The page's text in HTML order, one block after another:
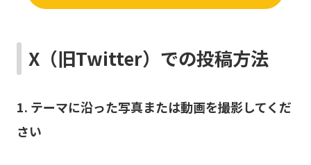
X（旧Twitter）での投稿方法
1. テーマに沿った写真または動画を撮影してくだ
さい